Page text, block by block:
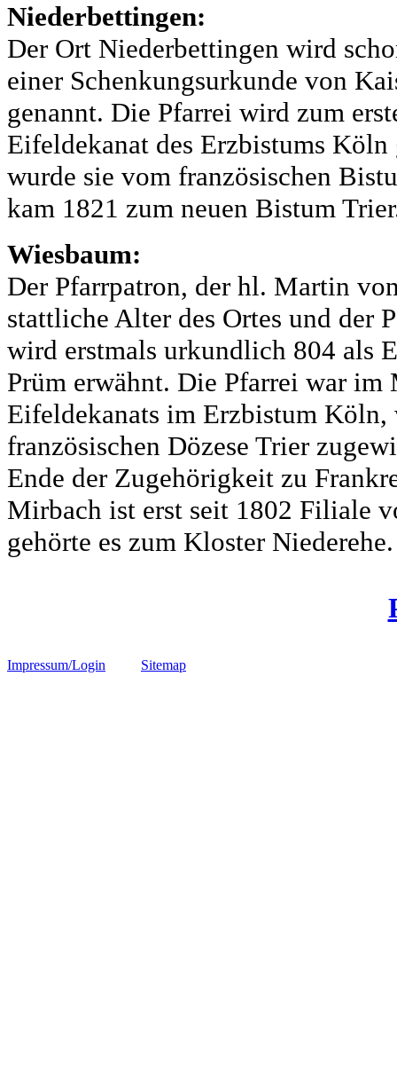
Niederbettingen:
Der Ort Niederbettingen wird
einer Schenkungsurkunde von
genannt. Die Pfarrei wird zum
Eifeldekanat des Erzbistums
wurde sie vom französischen
kam 1821 zum neuen Bistum
Wiesbaum:
Der Pfarrpatron, der hl. Martin
stattliche Alter des Ortes und der
wird erstmals urkundlich 804 als
Prüm erwähnt. Die Pfarrei war
Eifeldekanats im Erzbistum Köln,
französischen Dözese Trier
Ende der Zugehörigkeit zu
Mirbach ist erst seit 1802 Filiale
gehörte es zum Kloster Niederehe.
Impressum/Login Sitemap